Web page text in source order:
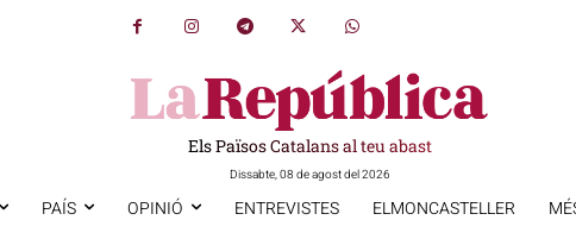
Els Països Catalans al teu abast
Dissabte, 08 de agost del 2026
PAÍS OPINIÓ ENTREVISTES ELMONCASTELLER